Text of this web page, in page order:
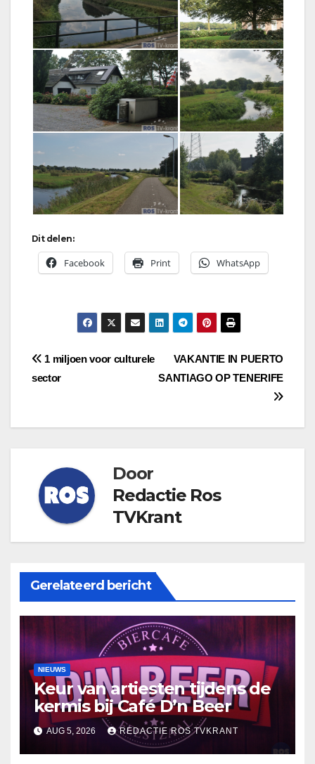
Dit delen:
Facebook Print WhatsApp
Bericht
VAKANTIE IN PUERTO
SANTIAGO OP TENERIFE
1 miljoen voor culturele
sector
Door
Redactie Ros
TVKrant
Gerelateerd bericht
NIEUWS
Keur van artiesten tijdens de
kermis bij Café D’n Beer
AUG 5, 2026 REDACTIE ROS TVKRANT